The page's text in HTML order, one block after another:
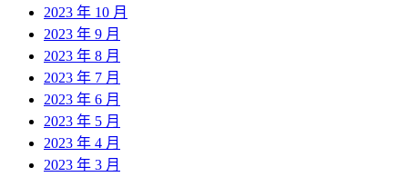
2023 年 10 月
2023 年 9 月
2023 年 8 月
2023 年 7 月
2023 年 6 月
2023 年 5 月
2023 年 4 月
2023 年 3 月